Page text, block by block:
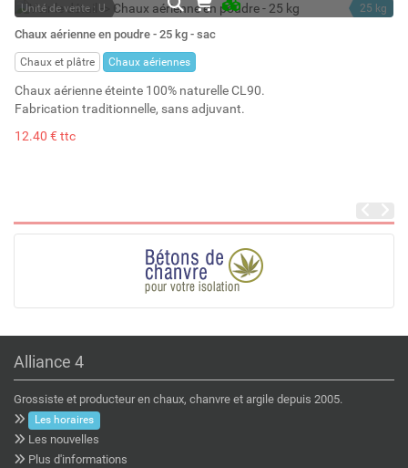
Unité de vente : U
En stock permanent
Stock : 1000
25 kg
Chaux aérienne en poudre - 25 kg - sac
Chaux et plâtre Chaux aériennes
Chaux aérienne éteinte 100% naturelle CL90.
Fabrication traditionnelle, sans adjuvant.
12.40 € ttc
Alliance 4
Grossiste et producteur en chaux, chanvre et argile depuis 2005.
Les horaires
Les nouvelles
Plus d'informations